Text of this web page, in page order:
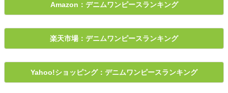
Amazon：デニムワンピースランキング
楽天市場：デニムワンピースランキング
Yahoo!ショッピング：デニムワンピースランキング